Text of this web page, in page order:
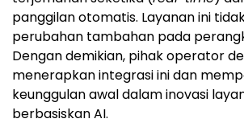
panggilan otomatis. Layanan ini
perubahan tambahan pada
Dengan demikian, pihak operator
menerapkan integrasi ini dan
keunggulan awal dalam inovasi
berbasiskan AI.